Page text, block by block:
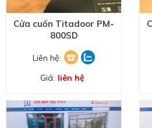
Cửa cuốn Titadoor PM-
800SD
Liên hệ:
Giá: liên hệ